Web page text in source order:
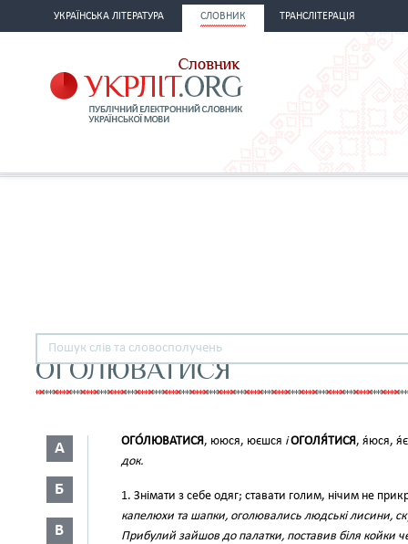
УКРАЇНСЬКА ЛІТЕРАТУРА СЛОВНИК ТРАНСЛІТЕРАЦІЯ
ОГОЛЮВАТИСЯ
А
Б
В
ОГО́ЛЮВАТИСЯ, ююся, юєшся і ОГОЛЯ́ТИСЯ, я́юся,
док.
1. Знімати з себе одяг; ставати голим, нічим не
капелюхи та шапки, оголювались людські лисини,
Прибулий зайшов до палатки, поставив біля койки